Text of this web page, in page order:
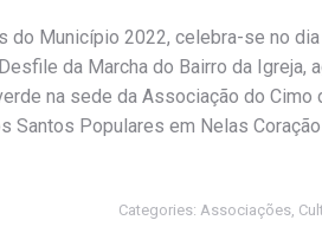
do Município 2022, celebra-se no
da Marcha do Bairro da Igreja,
na sede da Associação do Cimo
Santos Populares em Nelas
Categories: Associações